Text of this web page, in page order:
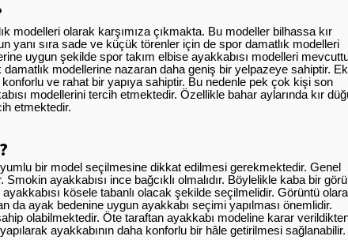
modelleri olarak karşımıza çıkmakta. Bu modeller bilhassa kır
yanı sıra sade ve küçük törenler için de spor damatlık modelleri
uygun şekilde spor takım elbise ayakkabısı modelleri
modellerine nazaran daha geniş bir yelpazeye sahiptir. Ek
ve rahat bir yapıya sahiptir. Bu nedenle pek çok kişi son
modellerini tercih etmektedir. Özellikle bahar aylarında kır
etmektedir.
bir model seçilmesine dikkat edilmesi gerekmektedir. Genel
ayakkabısı ince bağcıklı olmalıdır. Böylelikle kaba bir
kösele tabanlı olacak şekilde seçilmelidir. Görüntü
da ayak bedenine uygun ayakkabı seçimi yapılması önemlidir.
olabilmektedir. Öte taraftan ayakkabı modeline karar
ayakkabının daha konforlu bir hâle getirilmesi sağlanabilir.